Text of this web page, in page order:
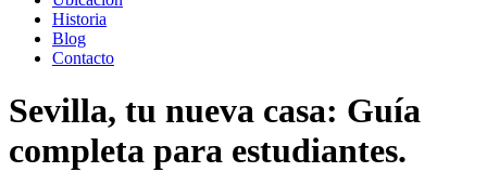
Historia
Blog
Contacto
Sevilla, tu nueva casa: Guía
completa para estudiantes.